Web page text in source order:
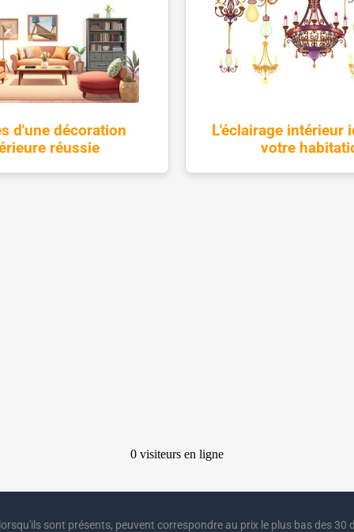
d'une décoration
réussie
L'éclairage intérieur
votre
sont présents, peuvent correspondre au prix le plus bas des 30